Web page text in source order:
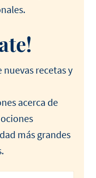
recetas y
acerca de
más grandes